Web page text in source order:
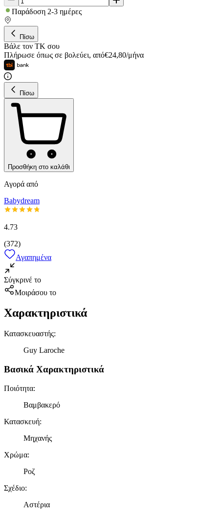
Παράδοση 2-3 ημέρες
Πίσω
Βάλε τον ΤΚ σου
Πλήρωσε όπως σε βολεύει, από€24,80/μήνα
Πίσω
Προσθήκη στο καλάθι
Αγορά από
Babydream
4.73
(372)
Αγαπημένα
Σύγκρινέ το
Μοιράσου το
Χαρακτηριστικά
Κατασκευαστής:
Guy Laroche
Βασικά Χαρακτηριστικά
Ποιότητα:
Βαμβακερό
Κατασκευή:
Μηχανής
Χρώμα:
Ροζ
Σχέδιο:
Αστέρια